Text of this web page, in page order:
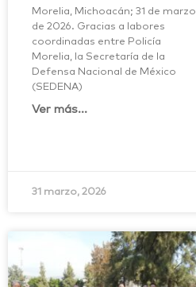
Morelia, Michoacán; 31 de marzo
de 2026. Gracias a labores
coordinadas entre Policía
Morelia, la Secretaría de la
Defensa Nacional de México
(SEDENA)
Ver más...
31 marzo, 2026